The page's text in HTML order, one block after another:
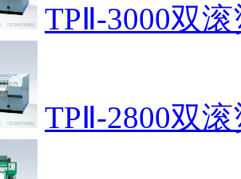
TPⅡ-3000双
TPⅡ-2800双